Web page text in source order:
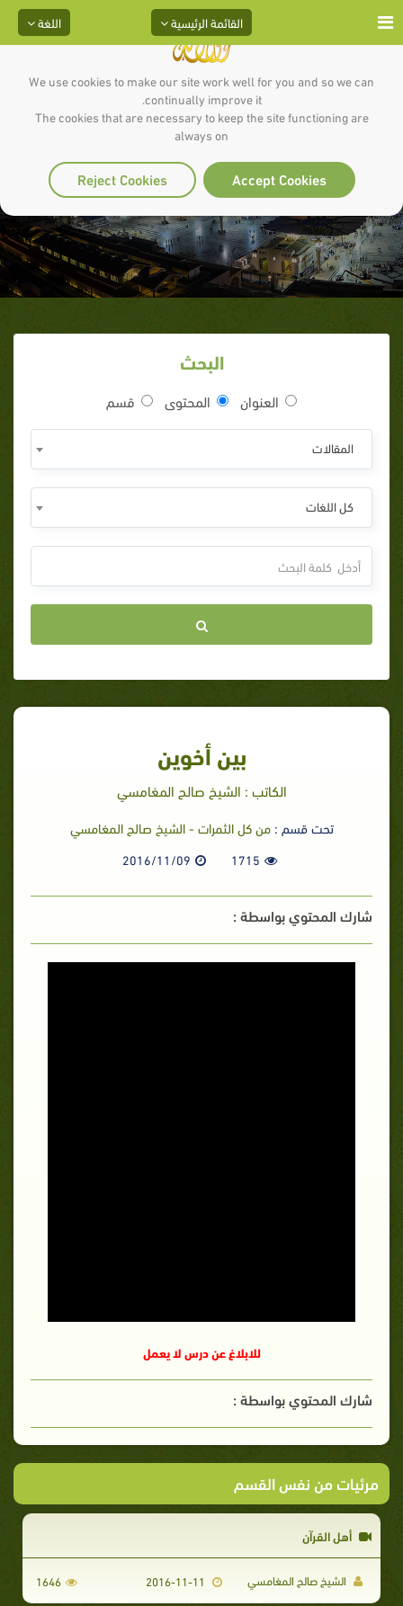
We use cookies to make our site work well for you and so we can
continually improve it.
The cookies that are necessary to keep the site functioning are
always on
Accept Cookies
Reject Cookies
اللغة القائمة الرئيسية
بين أخوين
البحث
العنوان المحتوى قسم
المقالات
كل اللغات
بين أخوين
الكاتب : الشيخ صالح المغامسي
تحت قسم :من كل الثمرات - الشيخ صالح المغامسي
1715
2016/11/09
شارك المحتوي بواسطة :
للابلاغ عن درس لا يعمل
شارك المحتوي بواسطة :
مرئيات من نفس القسم
أهل القرآن
الشيخ صالح المغامسي 1646